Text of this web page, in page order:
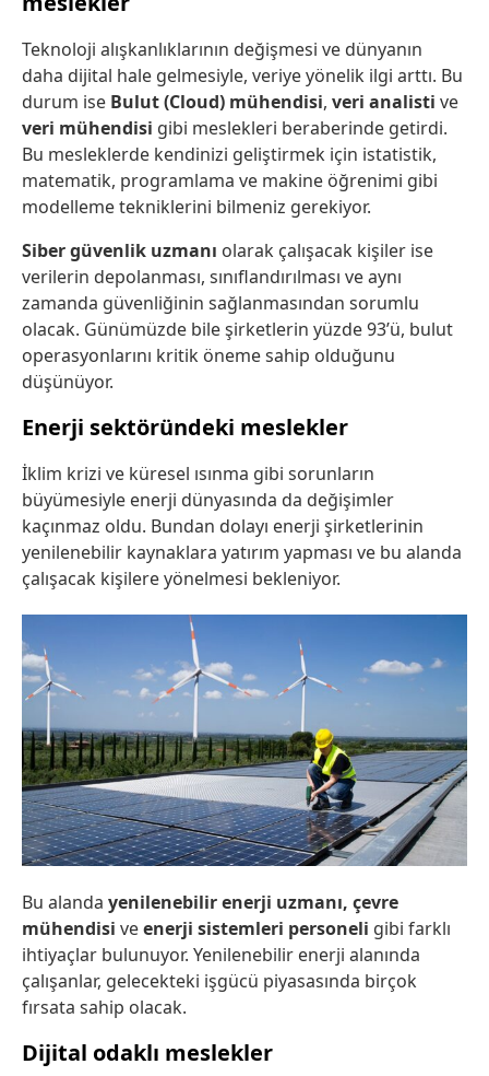
Teknoloji alışkanlıklarının değişmesi ve dünyanın
daha dijital hale gelmesiyle, veriye yönelik ilgi arttı. Bu
durum ise Bulut (Cloud) mühendisi, veri analisti ve
veri mühendisi gibi meslekleri beraberinde getirdi.
Bu mesleklerde kendinizi geliştirmek için istatistik,
matematik, programlama ve makine öğrenimi gibi
modelleme tekniklerini bilmeniz gerekiyor.
Siber güvenlik uzmanı olarak çalışacak kişiler ise
verilerin depolanması, sınıflandırılması ve aynı
zamanda güvenliğinin sağlanmasından sorumlu
olacak. Günümüzde bile şirketlerin yüzde 93’ü, bulut
operasyonlarını kritik öneme sahip olduğunu
düşünüyor.
Enerji sektöründeki meslekler
İklim krizi ve küresel ısınma gibi sorunların
büyümesiyle enerji dünyasında da değişimler
kaçınmaz oldu. Bundan dolayı enerji şirketlerinin
yenilenebilir kaynaklara yatırım yapması ve bu alanda
çalışacak kişilere yönelmesi bekleniyor.
Bu alanda yenilenebilir enerji uzmanı, çevre
mühendisi veenerji sistemleri personeli gibi farklı
ihtiyaçlar bulunuyor. Yenilenebilir enerji alanında
çalışanlar, gelecekteki işgücü piyasasında birçok
fırsata sahip olacak.
Dijital odaklı meslekler